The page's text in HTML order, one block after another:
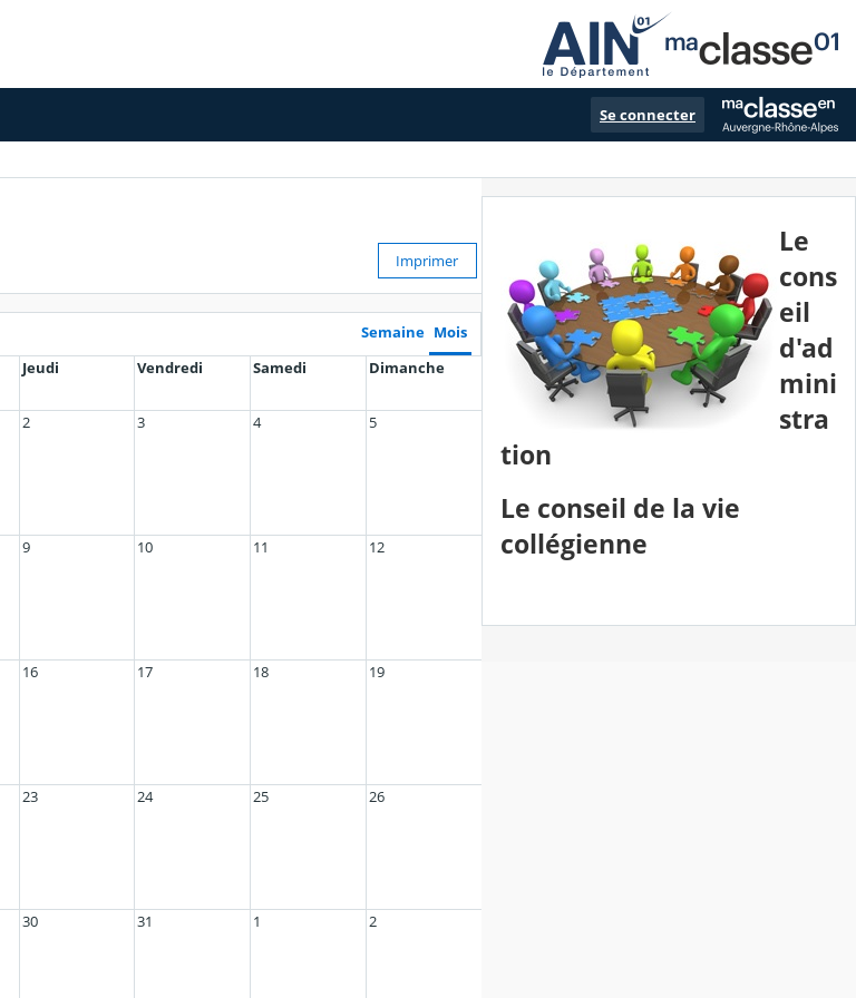
Se connecter
Imprimer
Semaine Mois
Jeudi Vendredi Samedi Dimanche
2 3 4 5
9 10 11 12
16 17 18 19
23 24 25 26
30 31 1 2
Le
cons
eil
d'ad
mini
stra
tion
Le conseil de la vie
collégienne